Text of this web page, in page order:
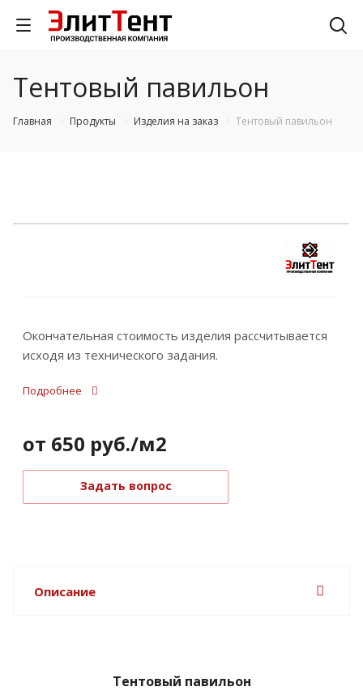
Тентовый павильон
Главная Продукты Изделия на заказ Тентовый павильон
Окончательная стоимость изделия рассчитывается
исходя из технического задания.
Подробнее
от 650 руб./м2
Задать вопрос
Описание
Тентовый павильон